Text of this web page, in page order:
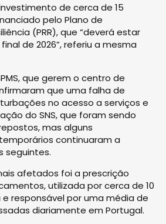
de cerca de 15
pelo Plano de
(PRR), que “deverá estar
de 2026”, referiu a mesma
que gerem o centro de
que uma falha de
no acesso a serviços e
do SNS, que foram sendo
mas alguns
continuaram a
seguintes.
afetados foi a prescrição
utilizada por cerca de 10
responsável por uma média de
diariamente em Portugal.